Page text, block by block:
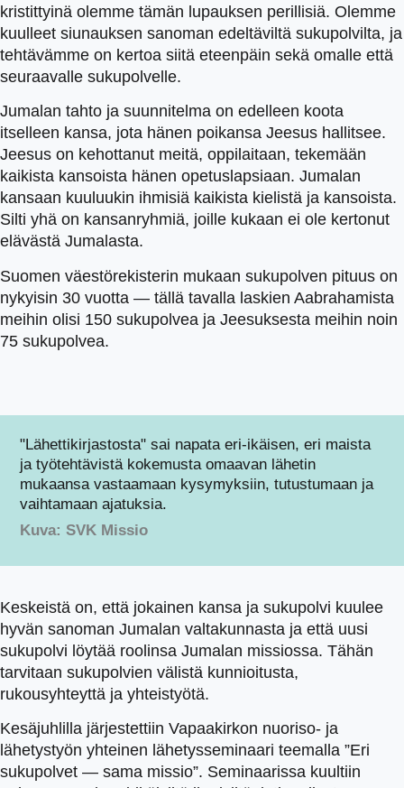
kristittyinä olemme tämän lupauksen perillisiä. Olemme
kuulleet siunauksen sanoman edeltäviltä sukupolvilta, ja
tehtävämme on kertoa siitä eteenpäin sekä omalle että
seuraavalle sukupolvelle.
Jumalan tahto ja suunnitelma on edelleen koota
itselleen kansa, jota hänen poikansa Jeesus hallitsee.
Jeesus on kehottanut meitä, oppilaitaan, tekemään
kaikista kansoista hänen opetuslapsiaan. Jumalan
kansaan kuuluukin ihmisiä kaikista kielistä ja kansoista.
Silti yhä on kansanryhmiä, joille kukaan ei ole kertonut
elävästä Jumalasta.
Suomen väestörekisterin mukaan sukupolven pituus on
nykyisin 30 vuotta — tällä tavalla laskien Aabrahamista
meihin olisi 150 sukupolvea ja Jeesuksesta meihin noin
75 sukupolvea.
"Lähettikirjastosta" sai napata eri-ikäisen, eri maista
ja työtehtävistä kokemusta omaavan lähetin
mukaansa vastaamaan kysymyksiin, tutustumaan ja
vaihtamaan ajatuksia.
Kuva: SVK Missio
Keskeistä on, että jokainen kansa ja sukupolvi kuulee
hyvän sanoman Jumalan valtakunnasta ja että uusi
sukupolvi löytää roolinsa Jumalan missiossa. Tähän
tarvitaan sukupolvien välistä kunnioitusta,
rukousyhteyttä ja yhteistyötä.
Kesäjuhlilla järjestettiin Vapaakirkon nuoriso- ja
lähetystyön yhteinen lähetysseminaari teemalla ”Eri
sukupolvet — sama missio”. Seminaarissa kuultiin